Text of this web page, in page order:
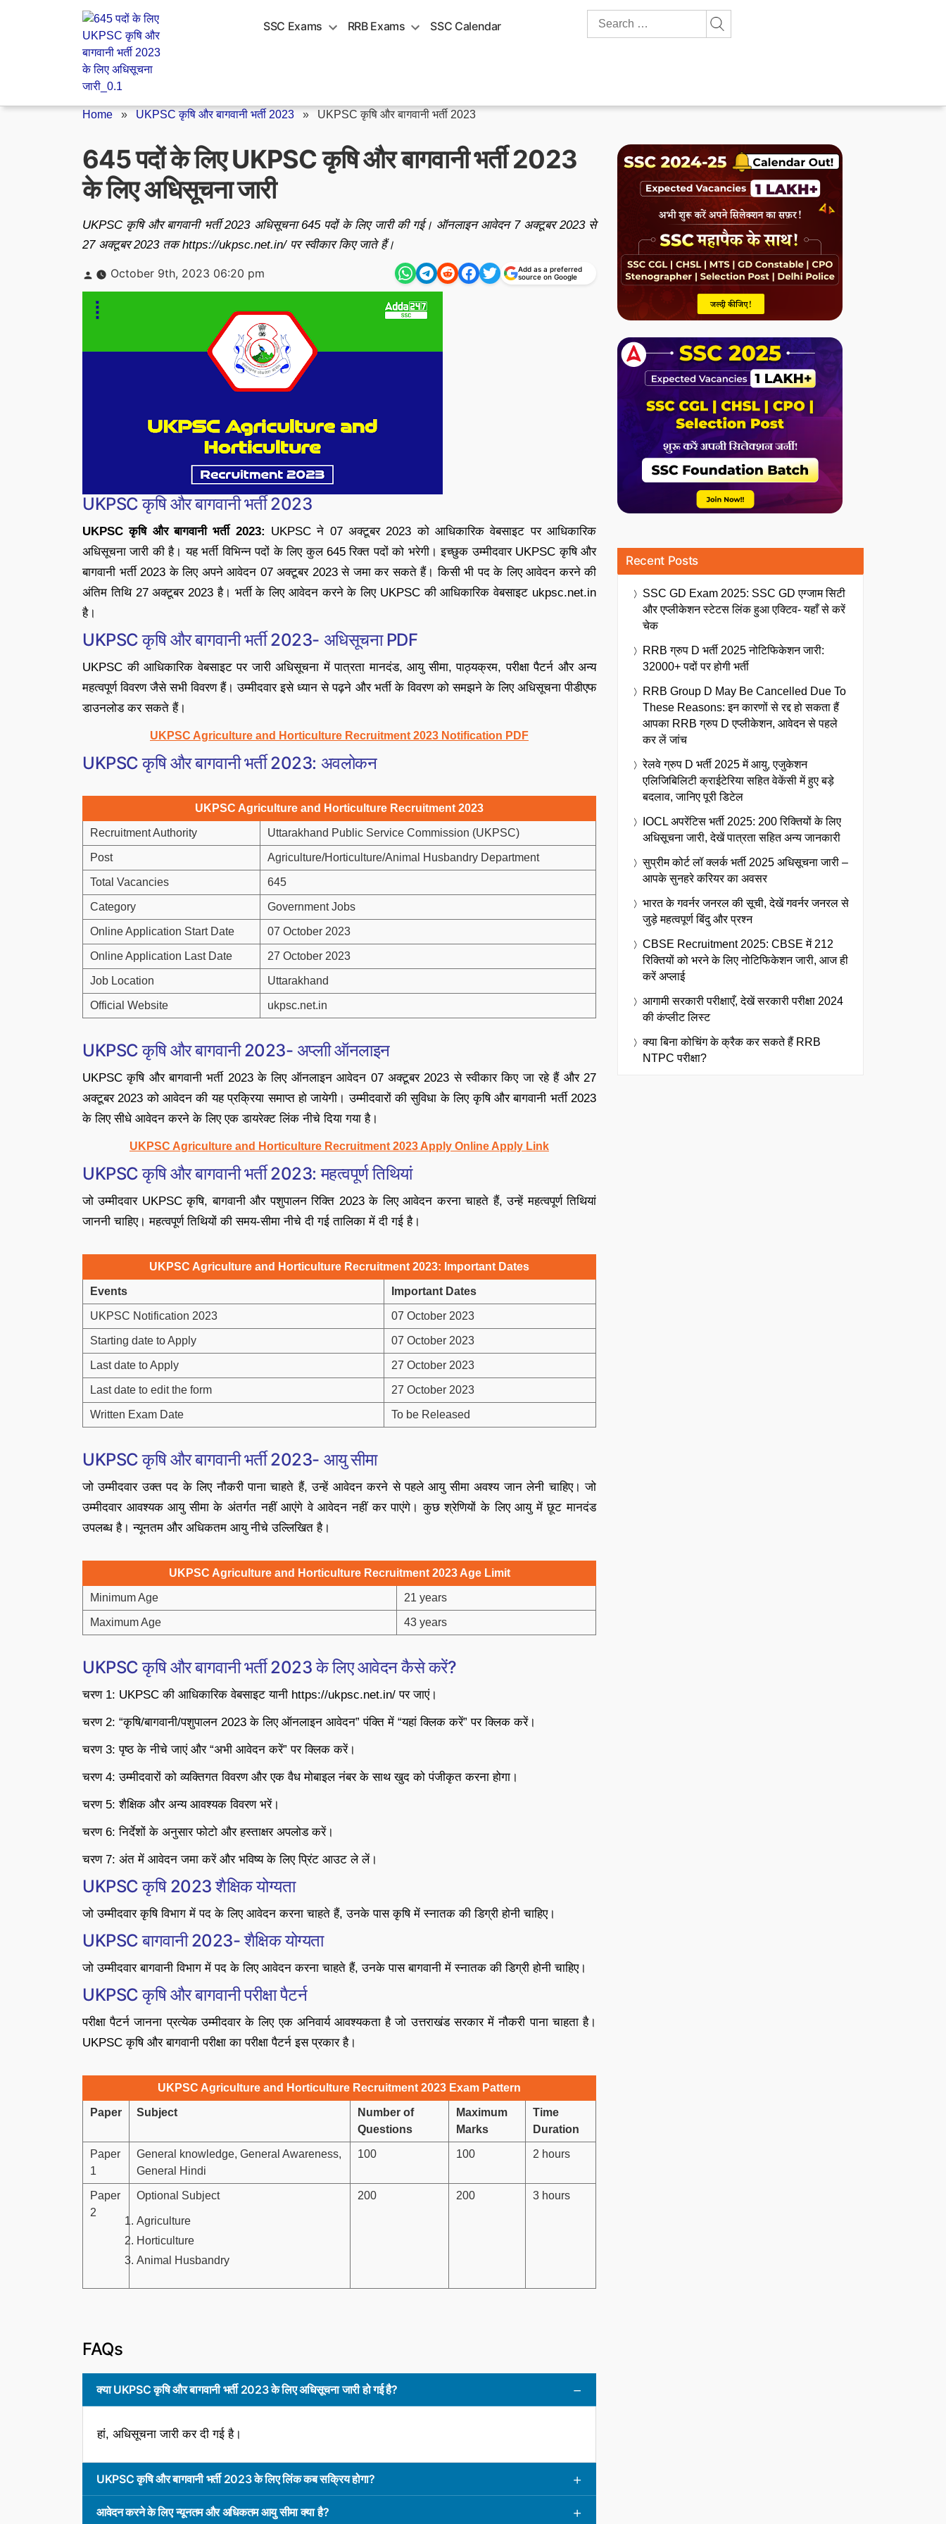
SSC Exams RRB Exams SSC Calendar
Search
Home » UKPSC कृषि और बागवानी भर्ती 2023 » UKPSC कृषि और बागवानी भर्ती 2023
645 पदों के लिए UKPSC कृषि और बागवानी भर्ती 2023
के लिए अधिसूचना जारी
UKPSC कृषि और बागवानी भर्ती 2023 अधिसूचना 645 पदों के लिए जारी की गई। ऑनलाइन आवेदन 7 अक्टूबर 2023 से
27 अक्टूबर 2023 तक https://ukpsc.net.in/ पर स्वीकार किए जाते हैं।
Posted
by
October 9th, 2023 06:20 pm
Add as a preferred
source on Google
UKPSC कृषि और बागवानी भर्ती 2023
UKPSC कृषि और बागवानी भर्ती 2023: UKPSC ने 07 अक्टूबर 2023 को आधिकारिक वेबसाइट पर आधिकारिक
अधिसूचना जारी की है। यह भर्ती विभिन्न पदों के लिए कुल 645 रिक्त पदों को भरेगी। इच्छुक उम्मीदवार UKPSC कृषि और
बागवानी भर्ती 2023 के लिए अपने आवेदन 07 अक्टूबर 2023 से जमा कर सकते हैं। किसी भी पद के लिए आवेदन करने की
अंतिम तिथि 27 अक्टूबर 2023 है। भर्ती के लिए आवेदन करने के लिए UKPSC की आधिकारिक वेबसाइट ukpsc.net.in
है।
UKPSC कृषि और बागवानी भर्ती 2023- अधिसूचना PDF
UKPSC की आधिकारिक वेबसाइट पर जारी अधिसूचना में पात्रता मानदंड, आयु सीमा, पाठ्यक्रम, परीक्षा पैटर्न और अन्य
महत्वपूर्ण विवरण जैसे सभी विवरण हैं। उम्मीदवार इसे ध्यान से पढ़ने और भर्ती के विवरण को समझने के लिए अधिसूचना पीडीएफ
डाउनलोड कर सकते हैं।
UKPSC Agriculture and Horticulture Recruitment 2023 Notification PDF
UKPSC कृषि और बागवानी भर्ती 2023: अवलोकन
UKPSC Agriculture and Horticulture Recruitment 2023
Recruitment Authority Uttarakhand Public Service Commission (UKPSC)
Post Agriculture/Horticulture/Animal Husbandry Department
Total Vacancies 645
Category Government Jobs
Online Application Start Date 07 October 2023
Online Application Last Date 27 October 2023
Job Location Uttarakhand
Official Website ukpsc.net.in
UKPSC कृषि और बागवानी 2023- अप्लाी ऑनलाइन
UKPSC कृषि और बागवानी भर्ती 2023 के लिए ऑनलाइन आवेदन 07 अक्टूबर 2023 से स्वीकार किए जा रहे हैं और 27
अक्टूबर 2023 को आवेदन की यह प्रक्रिया समाप्त हो जायेगी। उम्मीदवारों की सुविधा के लिए कृषि और बागवानी भर्ती 2023
के लिए सीधे आवेदन करने के लिए एक डायरेक्ट लिंक नीचे दिया गया है।
UKPSC Agriculture and Horticulture Recruitment 2023 Apply Online Apply Link
UKPSC कृषि और बागवानी भर्ती 2023: महत्वपूर्ण तिथियां
जो उम्मीदवार UKPSC कृषि, बागवानी और पशुपालन रिक्ति 2023 के लिए आवेदन करना चाहते हैं, उन्हें महत्वपूर्ण तिथियां
जाननी चाहिए। महत्वपूर्ण तिथियों की समय-सीमा नीचे दी गई तालिका में दी गई है।
UKPSC Agriculture and Horticulture Recruitment 2023: Important Dates
Events Important Dates
UKPSC Notification 2023 07 October 2023
Starting date to Apply 07 October 2023
Last date to Apply 27 October 2023
Last date to edit the form 27 October 2023
Written Exam Date To be Released
UKPSC कृषि और बागवानी भर्ती 2023- आयु सीमा
जो उम्मीदवार उक्त पद के लिए नौकरी पाना चाहते हैं, उन्हें आवेदन करने से पहले आयु सीमा अवश्य जान लेनी चाहिए। जो
उम्मीदवार आवश्यक आयु सीमा के अंतर्गत नहीं आएंगे वे आवेदन नहीं कर पाएंगे। कुछ श्रेणियों के लिए आयु में छूट मानदंड
उपलब्ध है। न्यूनतम और अधिकतम आयु नीचे उल्लिखित है।
UKPSC Agriculture and Horticulture Recruitment 2023 Age Limit
Minimum Age 21 years
Maximum Age 43 years
UKPSC कृषि और बागवानी भर्ती 2023 के लिए आवेदन कैसे करें?
चरण 1: UKPSC की आधिकारिक वेबसाइट यानी https://ukpsc.net.in/ पर जाएं।
चरण 2: “कृषि/बागवानी/पशुपालन 2023 के लिए ऑनलाइन आवेदन” पंक्ति में “यहां क्लिक करें” पर क्लिक करें।
चरण 3: पृष्ठ के नीचे जाएं और “अभी आवेदन करें” पर क्लिक करें।
चरण 4: उम्मीदवारों को व्यक्तिगत विवरण और एक वैध मोबाइल नंबर के साथ खुद को पंजीकृत करना होगा।
चरण 5: शैक्षिक और अन्य आवश्यक विवरण भरें।
चरण 6: निर्देशों के अनुसार फोटो और हस्ताक्षर अपलोड करें।
चरण 7: अंत में आवेदन जमा करें और भविष्य के लिए प्रिंट आउट ले लें।
UKPSC कृषि 2023 शैक्षिक योग्यता
जो उम्मीदवार कृषि विभाग में पद के लिए आवेदन करना चाहते हैं, उनके पास कृषि में स्नातक की डिग्री होनी चाहिए।
UKPSC बागवानी 2023- शैक्षिक योग्यता
जो उम्मीदवार बागवानी विभाग में पद के लिए आवेदन करना चाहते हैं, उनके पास बागवानी में स्नातक की डिग्री होनी चाहिए।
UKPSC कृषि और बागवानी परीक्षा पैटर्न
परीक्षा पैटर्न जानना प्रत्येक उम्मीदवार के लिए एक अनिवार्य आवश्यकता है जो उत्तराखंड सरकार में नौकरी पाना चाहता है।
UKPSC कृषि और बागवानी परीक्षा का परीक्षा पैटर्न इस प्रकार है।
UKPSC Agriculture and Horticulture Recruitment 2023 Exam Pattern
Paper Subject
Number of
Questions
Maximum
Marks
Time
Duration
Paper
1
General knowledge, General Awareness,
General Hindi
100 100 2 hours
Paper
2
Optional Subject
Agriculture
Horticulture
Animal Husbandry
200 200 3 hours
FAQs
क्या UKPSC कृषि और बागवानी भर्ती 2023 के लिए अधिसूचना जारी हो गई है?
हां, अधिसूचना जारी कर दी गई है।
UKPSC कृषि और बागवानी भर्ती 2023 के लिए लिंक कब सक्रिय होगा?
आवेदन करने के लिए न्यूनतम और अधिकतम आयु सीमा क्या है?
Recent Posts
SSC GD Exam 2025: SSC GD एग्जाम सिटी
और एप्लीकेशन स्टेटस लिंक हुआ एक्टिव- यहाँ से करें
चेक
RRB ग्रुप D भर्ती 2025 नोटिफिकेशन जारी:
32000+ पदों पर होगी भर्ती
RRB Group D May Be Cancelled Due To
These Reasons: इन कारणों से रद्द हो सकता हैं
आपका RRB ग्रुप D एप्लीकेशन, आवेदन से पहले
कर लें जांच
रेलवे ग्रुप D भर्ती 2025 में आयु, एजुकेशन
एलिजिबिलिटी क्राईटेरिया सहित वेकेंसी में हुए बड़े
बदलाव, जानिए पूरी डिटेल
IOCL अपरेंटिस भर्ती 2025: 200 रिक्तियों के लिए
अधिसूचना जारी, देखें पात्रता सहित अन्य जानकारी
सुप्रीम कोर्ट लॉ क्लर्क भर्ती 2025 अधिसूचना जारी –
आपके सुनहरे करियर का अवसर
भारत के गवर्नर जनरल की सूची, देखें गवर्नर जनरल से
जुड़े महत्वपूर्ण बिंदु और प्रश्न
CBSE Recruitment 2025: CBSE में 212
रिक्तियों को भरने के लिए नोटिफिकेशन जारी, आज ही
करें अप्लाई
आगामी सरकारी परीक्षाएँ, देखें सरकारी परीक्षा 2024
की कंप्लीट लिस्ट
क्या बिना कोचिंग के क्रैक कर सकते हैं RRB
NTPC परीक्षा?